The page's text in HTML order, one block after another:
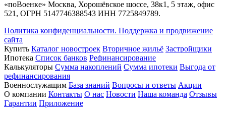
«поВоенке» Москва, Хорошёвское шоссе, 38к1, 5 этаж, офис
521, ОГРН 5147746388543 ИНН 7725849789.
Политика конфиденциальности. Поддержка и продвижение
сайта
Купить Каталог новостроек Вторичное жильё Застройщики
Ипотека Список банков Рефинансирование
Калькуляторы Сумма накоплений Сумма ипотеки Выгода от
рефинансирования
Военнослужащим База знаний Вопросы и ответы Акции
О компании Контакты О нас Новости Наша команда Отзывы
Гарантии Приложение